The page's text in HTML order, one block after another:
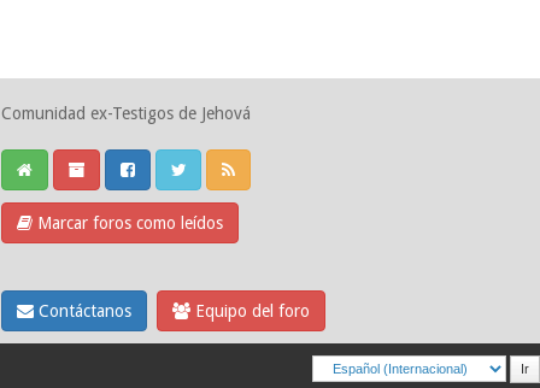
Comunidad ex-Testigos de Jehová
Marcar foros como leídos
Contáctanos Equipo del foro